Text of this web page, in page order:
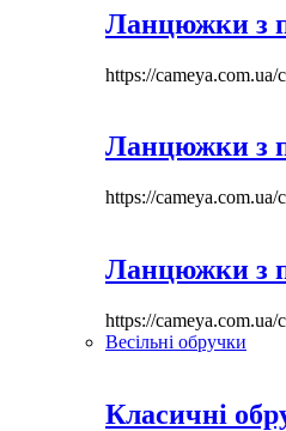
Ланцюжки з
https://
Ланцюжки з
https://
Ланцюжки з
https://
Весільні обручки
Класичні